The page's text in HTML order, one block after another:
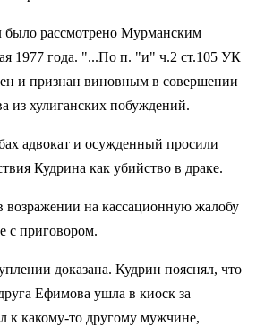
рассмотрено Мурманским
1977 года. "...По п. "и" ч.2 ст.105 УК
и признан виновным в совершении
из хулиганских побуждений.
адвокат и осужденный просили
Кудрина как убийство в драке.
возражении на кассационную жалобу
с приговором.
доказана. Кудрин пояснял, что
Ефимова ушла в киоск за
к какому-то другому мужчине,